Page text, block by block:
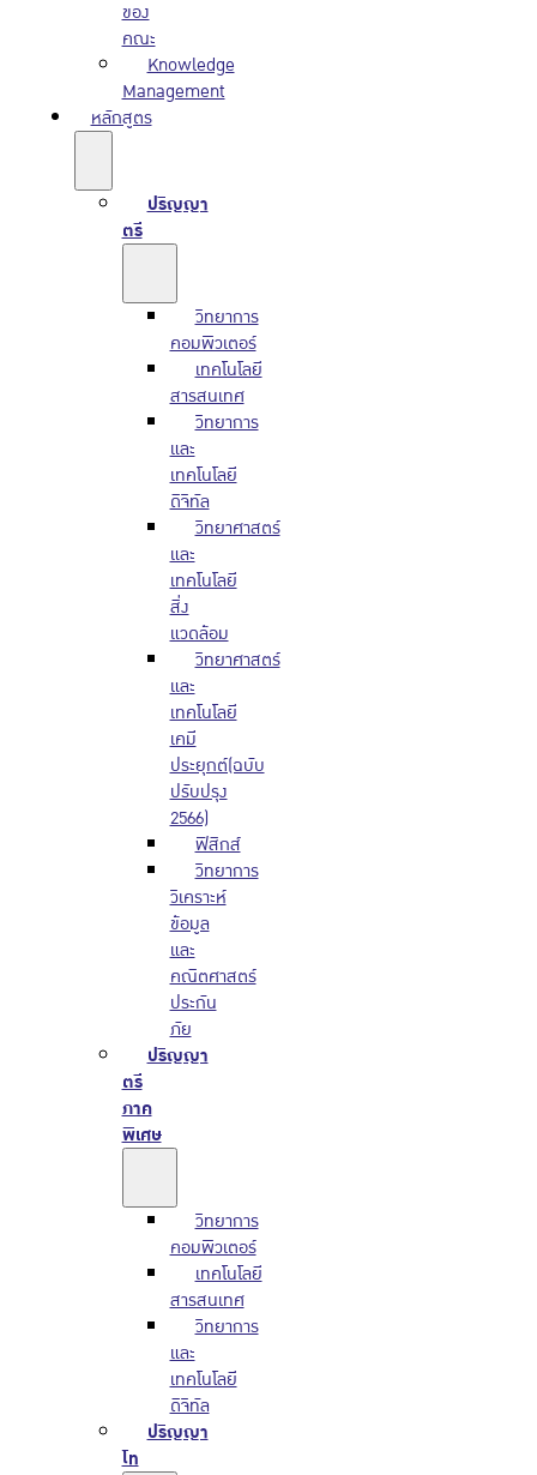
ของ
คณะ
Knowledge
Management
หลักสูตร
ปริญญา
ตรี
วิทยาการ
คอมพิวเตอร์
เทคโนโลยี
สารสนเทศ
วิทยาการ
และ
เทคโนโลยี
ดิจิทัล
วิทยาศาสตร์
และ
เทคโนโลยี
สิ่ง
แวดล้อม
วิทยาศาสตร์
และ
เทคโนโลยี
เคมี
ประยุกต์(ฉบับ
ปรับปรุง
2566)
ฟิสิกส์
วิทยาการ
วิเคราะห์
ข้อมูล
และ
คณิตศาสตร์
ประกัน
ภัย
ปริญญา
ตรี
ภาค
พิเศษ
วิทยาการ
คอมพิวเตอร์
เทคโนโลยี
สารสนเทศ
วิทยาการ
และ
เทคโนโลยี
ดิจิทัล
ปริญญา
โท